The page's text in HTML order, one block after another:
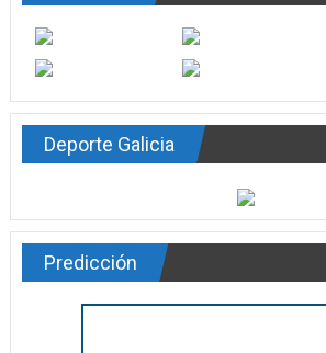
Deporte Galicia
Predicción